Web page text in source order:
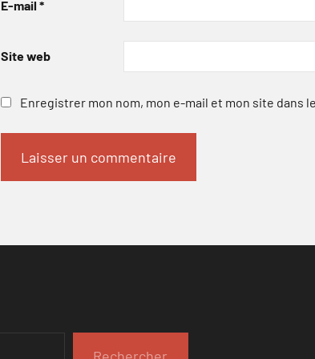
E-mail *
Site web
Enregistrer mon nom, mon e-mail et mon site dans